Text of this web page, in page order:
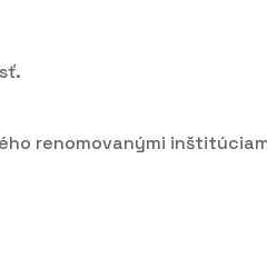
renomovanými